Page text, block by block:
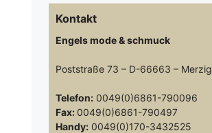
Kontakt
Engels mode & schmuck
Poststraße 73 – D-66663 – Merzig
Telefon: 0049(0)6861-790096
Fax: 0049(0)6861-790497
Handy: 0049(0)170-3432525